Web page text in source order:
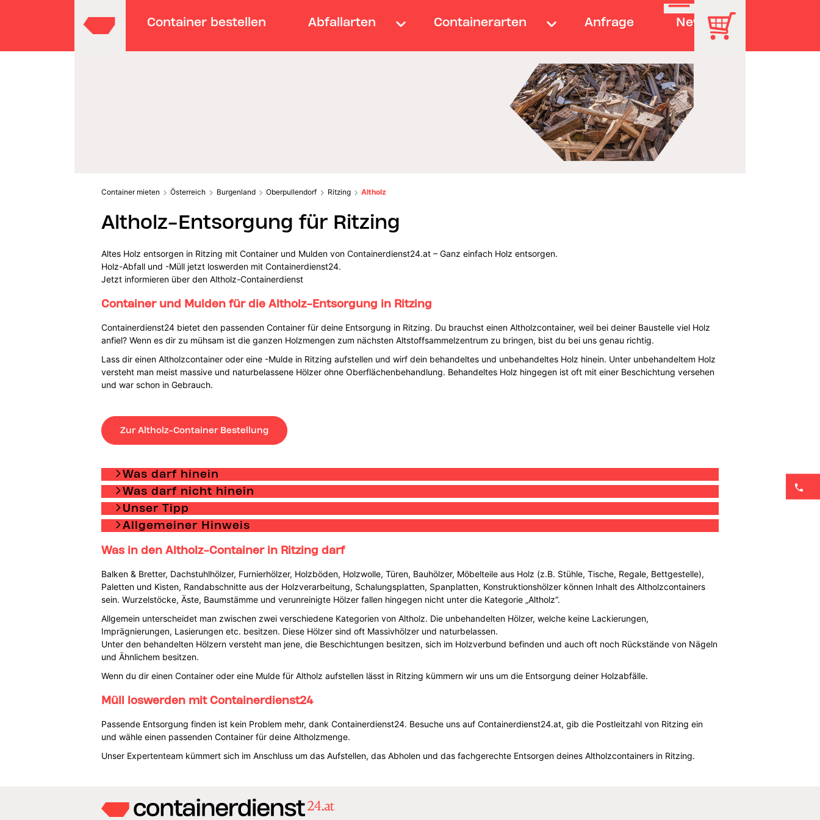
Container bestellen Abfallarten Containerarten Anfrage News
Container mieten Österreich Burgenland Oberpullendorf Ritzing Altholz
Altholz-Entsorgung für Ritzing
Altes Holz entsorgen in Ritzing mit Container und Mulden von Containerdienst24.at – Ganz einfach Holz entsorgen.
Holz-Abfall und -Müll jetzt loswerden mit Containerdienst24.
Jetzt informieren über den Altholz-Containerdienst
Container und Mulden für die Altholz-Entsorgung in Ritzing
Containerdienst24 bietet den passenden Container für deine Entsorgung in Ritzing. Du brauchst einen Altholzcontainer, weil bei deiner Baustelle viel Holz
anfiel? Wenn es dir zu mühsam ist die ganzen Holzmengen zum nächsten Altstoffsammelzentrum zu bringen, bist du bei uns genau richtig.
Lass dir einen Altholzcontainer oder eine -Mulde in Ritzing aufstellen und wirf dein behandeltes und unbehandeltes Holz hinein. Unter unbehandeltem Holz
versteht man meist massive und naturbelassene Hölzer ohne Oberflächenbehandlung. Behandeltes Holz hingegen ist oft mit einer Beschichtung versehen
und war schon in Gebrauch.
Zur Altholz-Container Bestellung
Was darf hinein
Was darf nicht hinein
Unser Tipp
Allgemeiner Hinweis
Was in den Altholz-Container in Ritzing darf
Balken & Bretter, Dachstuhlhölzer, Furnierhölzer, Holzböden, Holzwolle, Türen, Bauhölzer, Möbelteile aus Holz (z.B. Stühle, Tische, Regale, Bettgestelle),
Paletten und Kisten, Randabschnitte aus der Holzverarbeitung, Schalungsplatten, Spanplatten, Konstruktionshölzer können Inhalt des Altholzcontainers
sein. Wurzelstöcke, Äste, Baumstämme und verunreinigte Hölzer fallen hingegen nicht unter die Kategorie „Altholz“.
Allgemein unterscheidet man zwischen zwei verschiedene Kategorien von Altholz. Die unbehandelten Hölzer, welche keine Lackierungen,
Imprägnierungen, Lasierungen etc. besitzen. Diese Hölzer sind oft Massivhölzer und naturbelassen.
Unter den behandelten Hölzern versteht man jene, die Beschichtungen besitzen, sich im Holzverbund befinden und auch oft noch Rückstände von Nägeln
und Ähnlichem besitzen.
Wenn du dir einen Container oder eine Mulde für Altholz aufstellen lässt in Ritzing kümmern wir uns um die Entsorgung deiner Holzabfälle.
Müll loswerden mit Containerdienst24
Passende Entsorgung finden ist kein Problem mehr, dank Containerdienst24. Besuche uns auf Containerdienst24.at, gib die Postleitzahl von Ritzing ein
und wähle einen passenden Container für deine Altholzmenge.
Unser Expertenteam kümmert sich im Anschluss um das Aufstellen, das Abholen und das fachgerechte Entsorgen deines Altholzcontainers in Ritzing.